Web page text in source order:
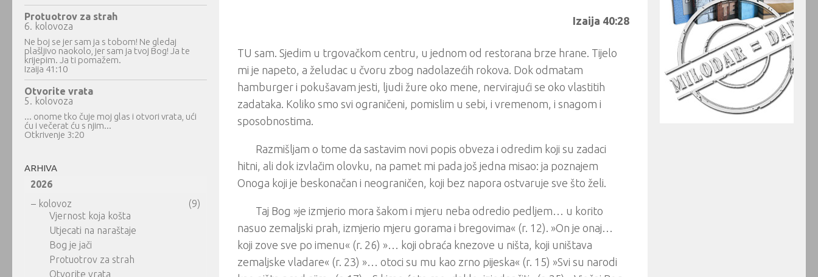
Izaija 40:28
TU sam. Sjedim u trgovačkom centru, u jednom od restorana brze hrane. Tijelo
mi je napeto, a želudac u čvoru zbog nadolazećih rokova. Dok odmatam
hamburger i pokušavam jesti, ljudi žure oko mene, nervirajući se oko vlastitih
zadataka. Koliko smo svi ograničeni, pomislim u sebi, i vremenom, i snagom i
sposobnostima.
Razmišljam o tome da sastavim novi popis obveza i odredim koji su zadaci
hitni, ali dok izvlačim olovku, na pamet mi pada još jedna misao: ja poznajem
Onoga koji je beskonačan i neograničen, koji bez napora ostvaruje sve što želi.
Taj Bog »je izmjerio mora šakom i mjeru neba odredio pedljem… u korito
nasuo zemaljski prah, izmjerio mjeru gorama i bregovima« (r. 12). »On je onaj…
koji zove sve po imenu« (r. 26) »… koji obraća knezove u ništa, koji uništava
zemaljske vladare« (r. 23) »… otoci su mu kao zrno pijeska« (r. 15) »Svi su narodi
Protuotrov za strah
6. kolovoza
Ne boj se jer sam ja s tobom! Ne gledaj
plašljivo naokolo, jer sam ja tvoj Bog! Ja te
krijepim. Ja ti pomažem.
Izaija 41:10
Otvorite vrata
5. kolovoza
... onome tko čuje moj glas i otvori vrata, ući
ću i večerat ću s njim...
Otkrivenje 3:20
ARHIVA
2026
– kolovoz
(9)
Vjernost koja košta
Utjecati na naraštaje
Bog je jači
Protuotrov za strah
Otvorite vrata